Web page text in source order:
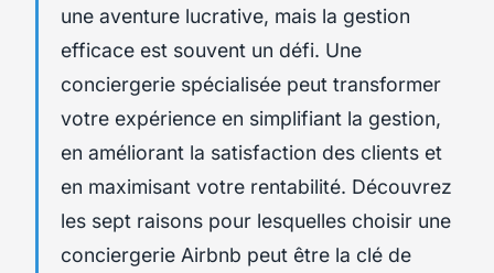
une aventure lucrative, mais la gestion
efficace est souvent un défi. Une
conciergerie spécialisée peut transformer
votre expérience en simplifiant la gestion,
en améliorant la satisfaction des clients et
en maximisant votre rentabilité. Découvrez
les sept raisons pour lesquelles choisir une
conciergerie Airbnb peut être la clé de